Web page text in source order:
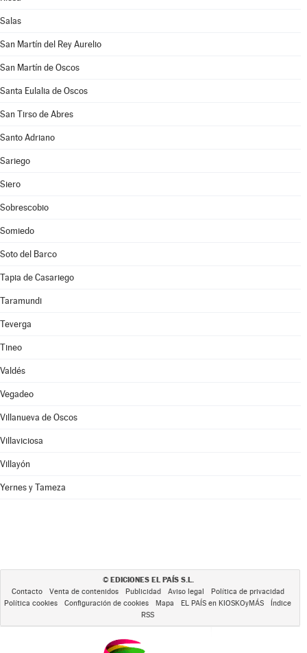
Salas
San Martín del Rey Aurelio
San Martín de Oscos
Santa Eulalia de Oscos
San Tirso de Abres
Santo Adriano
Sariego
Siero
Sobrescobio
Somiedo
Soto del Barco
Tapia de Casariego
Taramundi
Teverga
Tineo
Valdés
Vegadeo
Villanueva de Oscos
Villaviciosa
Villayón
Yernes y Tameza
© EDICIONES EL PAÍS S.L.
Contacto Venta de contenidos Publicidad Aviso legal
Política de privacidad
Política cookies
Configuración de cookies Mapa EL PAÍS en KIOSKOyMÁS
Índice
RSS